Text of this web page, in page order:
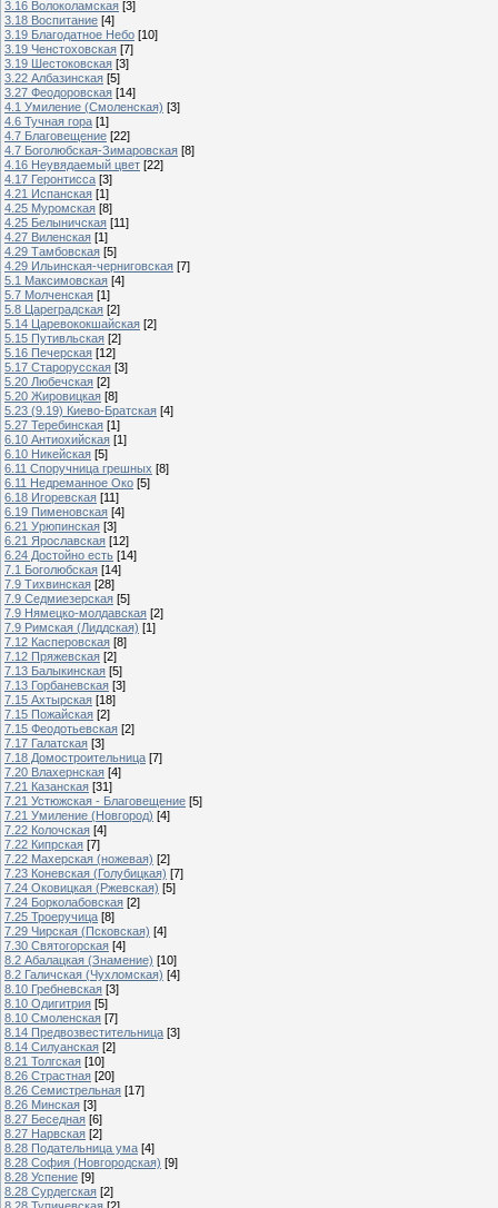
3.16 Волоколамская [3]
3.18 Воспитание [4]
3.19 Благодатное Небо [10]
3.19 Ченстоховская [7]
3.19 Шестоковская [3]
3.22 Албазинская [5]
3.27 Феодоровская [14]
4.1 Умиление (Смоленская) [3]
4.6 Тучная гора [1]
4.7 Благовещение [22]
4.7 Боголюбская-Зимаровская [8]
4.16 Неувядаемый цвет [22]
4.17 Геронтисса [3]
4.21 Испанская [1]
4.25 Муромская [8]
4.25 Белыничская [11]
4.27 Виленская [1]
4.29 Тамбовская [5]
4.29 Ильинская-черниговская [7]
5.1 Максимовская [4]
5.7 Молченская [1]
5.8 Цареградская [2]
5.14 Царевококшайская [2]
5.15 Путивльская [2]
5.16 Печерская [12]
5.17 Старорусская [3]
5.20 Любечская [2]
5.20 Жировицкая [8]
5.23 (9.19) Киево-Братская [4]
5.27 Теребинская [1]
6.10 Антиохийская [1]
6.10 Никейская [5]
6.11 Споручница грешных [8]
6.11 Недреманное Око [5]
6.18 Игоревская [11]
6.19 Пименовская [4]
6.21 Урюпинская [3]
6.21 Ярославская [12]
6.24 Достойно есть [14]
7.1 Боголюбская [14]
7.9 Тихвинская [28]
7.9 Седмиезерская [5]
7.9 Нямецко-молдавская [2]
7.9 Римская (Лиддская) [1]
7.12 Касперовская [8]
7.12 Пряжевская [2]
7.13 Балыкинская [5]
7.13 Горбаневская [3]
7.15 Ахтырская [18]
7.15 Пожайская [2]
7.15 Феодотьевская [2]
7.17 Галатская [3]
7.18 Домостроительница [7]
7.20 Влахернская [4]
7.21 Казанская [31]
7.21 Устюжская - Благовещение [5]
7.21 Умиление (Новгород) [4]
7.22 Колочская [4]
7.22 Кипрская [7]
7.22 Махерская (ножевая) [2]
7.23 Коневская (Голубицкая) [7]
7.24 Оковицкая (Ржевская) [5]
7.24 Борколабовская [2]
7.25 Троеручица [8]
7.29 Чирская (Псковская) [4]
7.30 Святогорская [4]
8.2 Абалацкая (Знамение) [10]
8.2 Галичская (Чухломская) [4]
8.10 Гребневская [3]
8.10 Одигитрия [5]
8.10 Смоленская [7]
8.14 Предвозвестительница [3]
8.14 Силуанская [2]
8.21 Толгская [10]
8.26 Страстная [20]
8.26 Семистрельная [17]
8.26 Минская [3]
8.27 Беседная [6]
8.27 Нарвская [2]
8.28 Подательница ума [4]
8.28 София (Новгородская) [9]
8.28 Успение [9]
8.28 Сурдегская [2]